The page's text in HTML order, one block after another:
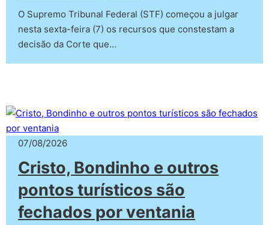
O Supremo Tribunal Federal (STF) começou a julgar
nesta sexta-feira (7) os recursos que constestam a
decisão da Corte que…
07/08/2026
Cristo, Bondinho e outros
pontos turísticos são
fechados por ventania